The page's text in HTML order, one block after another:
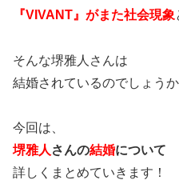
『VIVANT』がまた社会現象
そんな堺雅人さんは
結婚されているのでしょうか
今回は、
堺雅人さんの結婚について
詳しくまとめていきます！